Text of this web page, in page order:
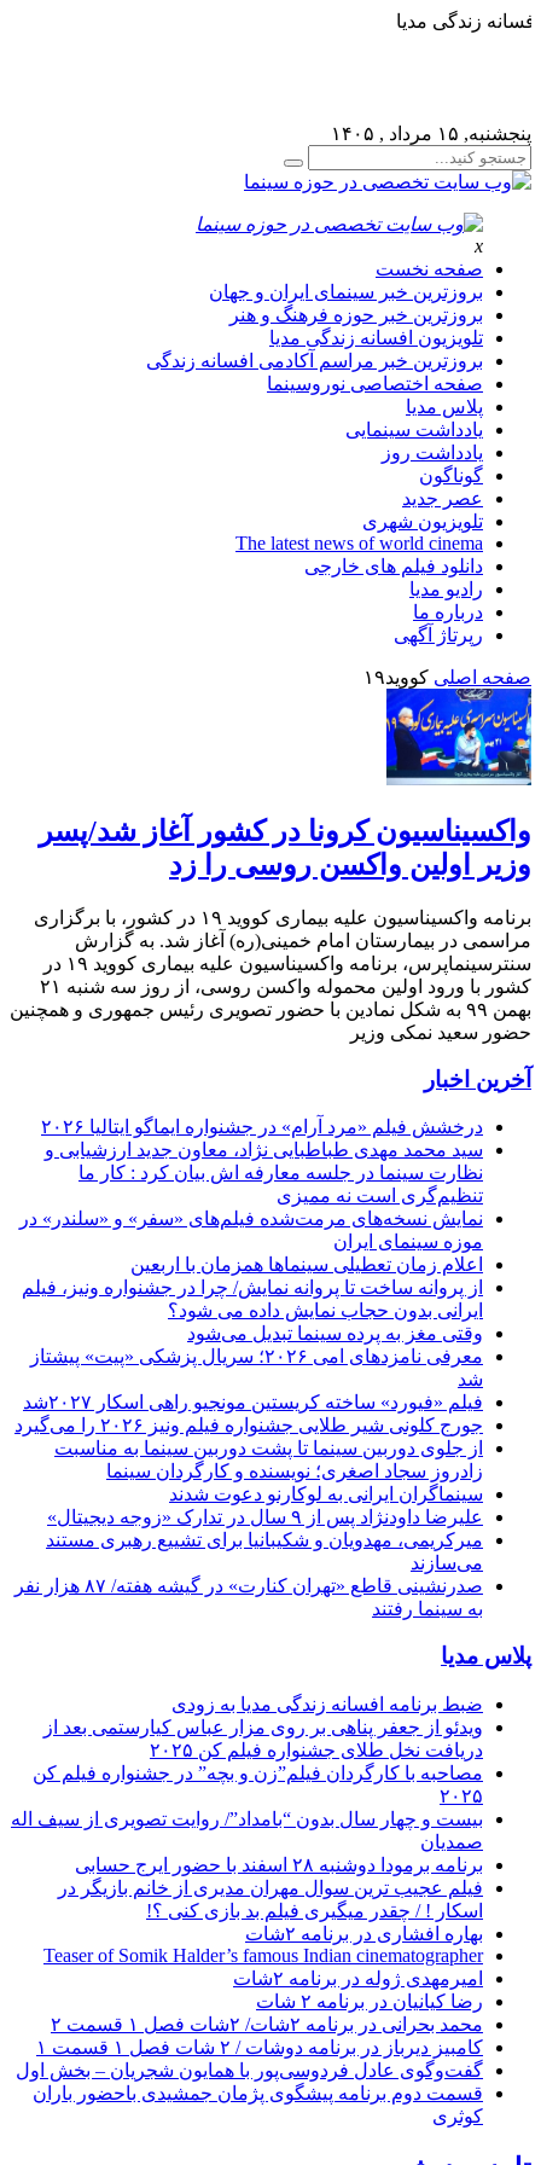
افسانه زندگی مدیا
پنجشنبه, ۱۵ مرداد , ۱۴۰۵
x
صفحه نخست
بروزترین خبر سینمای ایران و جهان
بروزترین خبر حوزه فرهنگ و هنر
تلویزیون افسانه زندگی مدیا
بروزترین خبر مراسم آکادمی افسانه زندگی
صفحه اختصاصی نوروسینما
پلاس مدیا
یادداشت سینمایی
یادداشت روز
گوناگون
عصر جدید
تلویزیون شهری
The latest news of world cinema
دانلود فیلم های خارجی
رادیو مدیا
درباره ما
رپرتاژ آگهی
صفحه اصلی کووید۱۹
واکسیناسیون کرونا در کشور آغاز شد/پسر
وزیر اولین واکسن روسی را زد
برنامه واکسیناسیون علیه بیماری کووید ۱۹ در کشور، با برگزاری
مراسمی در بیمارستان امام خمینی(ره) آغاز شد. به گزارش
سنترسینماپرس، برنامه واکسیناسیون علیه بیماری کووید ۱۹ در
کشور با ورود اولین محموله واکسن روسی، از روز سه شنبه ۲۱
بهمن ۹۹ به شکل نمادین با حضور تصویری رئیس جمهوری و همچنین
حضور سعید نمکی وزیر
آخرین اخبار
درخشش فیلم «مرد آرام» در جشنواره ایماگو ایتالیا ۲۰۲۶
سید محمد مهدی طباطبایی نژاد، معاون جدید ارزشیابی و
نظارت سینما در جلسه معارفه اش بیان کرد : کار ما
تنظیم‌گری است نه ممیزی
نمایش نسخه‌های مرمت‌شده فیلم‌های «سفر» و «سلندر» در
موزه سینمای ایران
اعلام زمان تعطیلی سینماها همزمان با اربعین
از پروانه ساخت تا پروانه نمایش/ چرا در جشنواره ونیز، فیلم
ایرانی بدون حجاب نمایش داده می شود؟
وقتی مغز به پرده سینما تبدیل می‌شود
معرفی نامزدهای امی ۲۰۲۶؛ سریال پزشکی «پیت» پیشتاز
شد
فیلم «فیورد» ساخته کریستین مونجیو راهی اسکار ۲۰۲۷شد
جورج کلونی شیر طلایی جشنواره فیلم ونیز ۲۰۲۶ را می‌گیرد
از جلوی دوربین سینما تا پشت دوربین سینما به مناسبت
زادروز سجاد اصغری؛ نویسنده و کارگردان سینما
سینماگران ایرانی به لوکارنو دعوت شدند
علیرضا داودنژاد پس از ۹ سال در تدارک «زوجه دیجیتال»
میرکریمی، مهدویان و شکیبانیا برای تشییع رهبری مستند
می‌سازند
صدرنشینی قاطع «تهران کنارت» در گیشه هفته/ ۸۷ هزار نفر
به سینما رفتند
پلاس مدیا
ضبط برنامه افسانه زندگی مدیا به زودی
ویدئو از جعفر پناهی بر روی مزار عباس کیارستمی بعد از
دریافت نخل طلای جشنواره فیلم کن ۲۰۲۵
مصاحبه با کارگردان فیلم”زن و بچه” در جشنواره فیلم کن
۲۰۲۵
بیست و چهار سال بدون “بامداد”/ روایت تصویری از سیف اله
صمدیان
برنامه برمودا دوشنبه ۲۸ اسفند با حضور ایرج حسابی
فیلم عجیب ترین سوال مهران مدیری از خانم بازیگر در
اسکار ! / چقدر میگیری فیلم بد بازی کنی ؟!
بهاره افشاری در برنامه ۲شات
Teaser of Somik Halder’s famous Indian cinematographer
امیرمهدی ژوله در برنامه ۲شات
رضا کیانیان در برنامه ۲ شات
محمد بحرانی در برنامه ۲شات/ ۲شات فصل ۱ قسمت ۲
کامبیز دیرباز در برنامه دوشات / ۲ شات فصل ۱ قسمت ۱
گفت‌وگوی عادل فردوسی‌پور با همایون شجریان – بخش اول
قسمت دوم برنامه پیشگوی پژمان جمشیدی باحضور باران
کوثری